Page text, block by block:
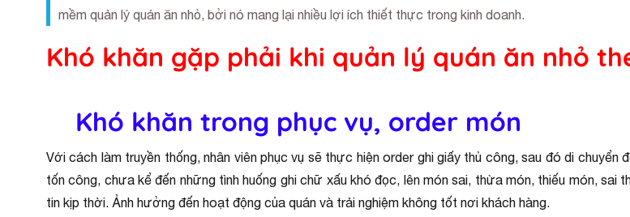
mềm quản lý quán ăn nhỏ, bởi nó mang lại nhiều lợi ích thiết thực trong kinh doanh.
Khó khăn gặp phải khi quản lý quán ăn nhỏ
Khó khăn trong phục vụ, order món
Với cách làm truyền thống, nhân viên phục vụ sẽ thực hiện order ghi giấy thủ công, sau đó di
tốn công, chưa kể đến những tình huống ghi chữ xấu khó đọc, lên món sai, thừa món, thiếu món,
tin kịp thời. Ảnh hưởng đến hoạt động của quán và trải nghiệm không tốt nơi khách hàng.